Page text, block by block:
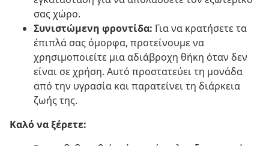
σας χώρο.
Συνιστώμενη φροντίδα: Για να κρατήσετε τα
έπιπλά σας όμορφα, προτείνουμε να
χρησιμοποιείτε μια αδιάβροχη θήκη όταν δεν
είναι σε χρήση. Αυτό προστατεύει τη μονάδα
από την υγρασία και παρατείνει τη διάρκεια
ζωής της.
Καλό να ξέρετε: